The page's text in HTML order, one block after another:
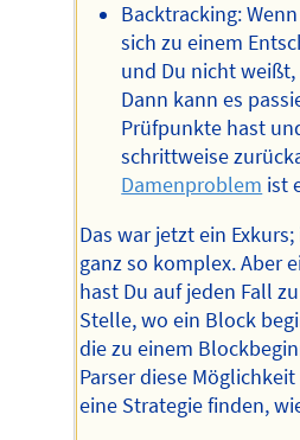
Backtracking:
sich zu einem
und Du nicht
Dann kann es
Prüfpunkte hast
schrittweise
Damenproblem ist
Das war jetzt ein
ganz so komplex. Aber
hast Du auf jeden Fall
Stelle, wo ein Block
die zu einem
Parser diese
eine Strategie finden,